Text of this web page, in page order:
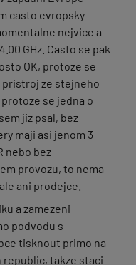
casto evropsky
nejvice a
GHz. Casto se pak
OK, protoze se
pristroj ze stejneho
se jedna o
jiz psal, bez
maji asi jenom 3
nebo bez
provozu, to nema
ani prodejce.
a zamezeni
podvodu s
tisknout primo na
takze staci